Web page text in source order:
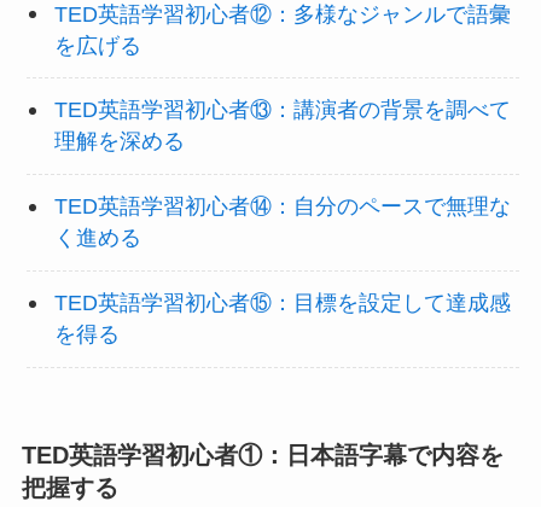
TED英語学習初心者⑫：多様なジャンルで語彙
を広げる
TED英語学習初心者⑬：講演者の背景を調べて
理解を深める
TED英語学習初心者⑭：自分のペースで無理な
く進める
TED英語学習初心者⑮：目標を設定して達成感
を得る
TED英語学習初心者①：日本語字幕で内容を
把握する